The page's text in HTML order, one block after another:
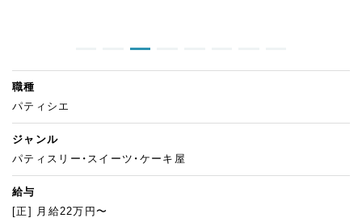
職種
パティシエ
ジャンル
パティスリー・スイーツ・ケーキ屋
給与
[正] 月給22万円〜